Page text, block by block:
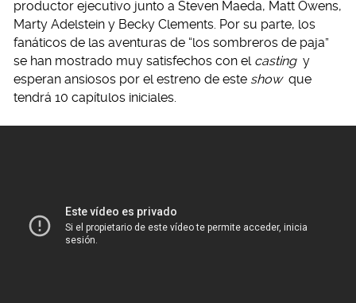
productor ejecutivo junto a Steven Maeda, Matt Owens,
Marty Adelstein y Becky Clements. Por su parte, los
fanáticos de las aventuras de “los sombreros de paja”
se han mostrado muy satisfechos con el casting y
esperan ansiosos por el estreno de este show que
tendrá 10 capítulos iniciales.